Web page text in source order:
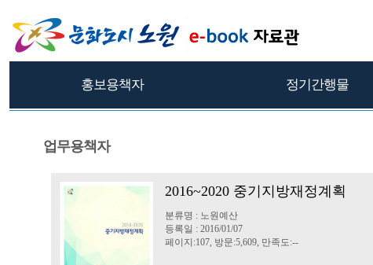
홍보용책자 정기간행물
업무용책자
2016~2020 중기지방재정계획
분류명 : 노원예산
등록일 : 2016/01/07
페이지:107, 방문:5,609, 만족도:--